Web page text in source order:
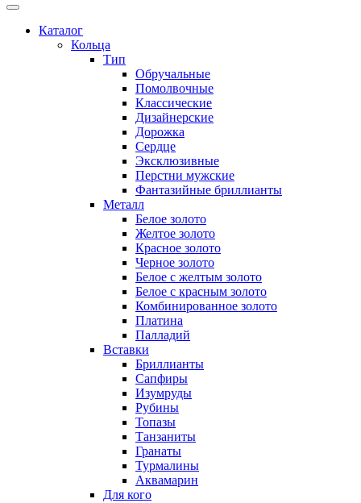
Каталог
Кольца
Тип
Обручальные
Помолвочные
Классические
Дизайнерские
Дорожка
Сердце
Эксклюзивные
Перстни мужские
Фантазийные бриллианты
Металл
Белое золото
Желтое золото
Красное золото
Черное золото
Белое с желтым золото
Белое с красным золото
Комбинированное золото
Платина
Палладий
Вставки
Бриллианты
Сапфиры
Изумруды
Рубины
Топазы
Танзаниты
Гранаты
Турмалины
Аквамарин
Для кого